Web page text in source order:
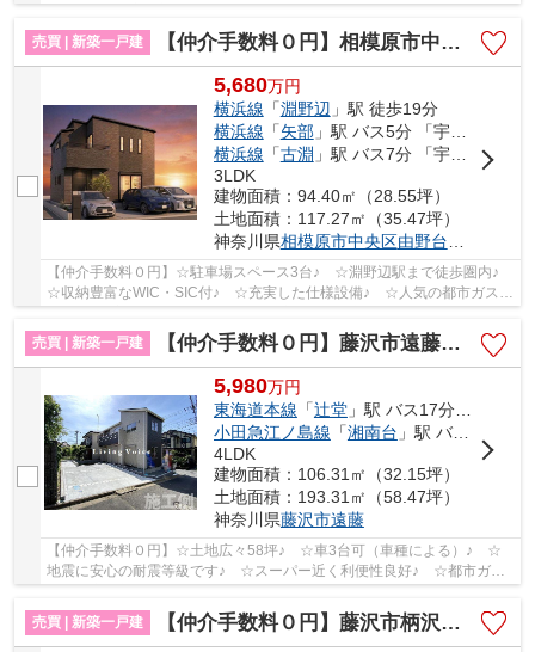
区♪ 【海老名市の新築一戸建ての事ならリビングボイ...
売買 | 新築一戸建
【仲介手数料０円】相模原市中央区由野台1丁目 新築一戸建て 全2棟
5,680万円
横浜線 「淵野辺 」駅 徒歩19分
横浜線 「矢部」駅 バス5分 「宇宙科学研究本部」 停歩9分
横浜線 「古淵 」駅 バス7分 「宇宙科学研究本部」 停歩8分
3LDK
建物面積：94.40㎡（28.55坪）
土地面積：117.27㎡（35.47坪）
神奈川県相模原市中央区由野台
【仲介手数料０円】☆駐車場スペース3台♪ ☆淵野辺駅まで徒歩圏内♪
☆収納豊富なWIC・SIC付♪ ☆充実した仕様設備♪ ☆人気の都市ガス設
備♪ ☆住宅性能評価取得♪ 【相模原市中央区の新築...
売買 | 新築一戸建
【仲介手数料０円】藤沢市遠藤 新築一戸建て
5,980万円
東海道本線 「辻堂」駅 バス17分 「滝の沢不動前」 停歩5分
小田急江ノ島線 「湘南台 」駅 バス15分 「湘南ライフタウン」 停歩8分
4LDK
建物面積：106.31㎡（32.15坪）
土地面積：193.31㎡（58.47坪）
神奈川県藤沢市遠藤
【仲介手数料０円】☆土地広々58坪♪ ☆車3台可（車種による）♪ ☆
地震に安心の耐震等級です♪ ☆スーパー近く利便性良好♪ ☆都市ガス♪
売買 | 新築一戸建
【仲介手数料０円】藤沢市柄沢 新築一戸建て